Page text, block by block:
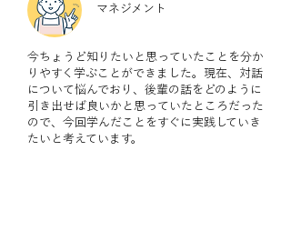
マネジメント
今ちょうど知りたいと思っていたことを分か
りやすく学ぶことができました。現在、対話
について悩んでおり、後輩の話をどのように
引き出せば良いかと思っていたところだった
ので、今回学んだことをすぐに実践していき
たいと考えています。